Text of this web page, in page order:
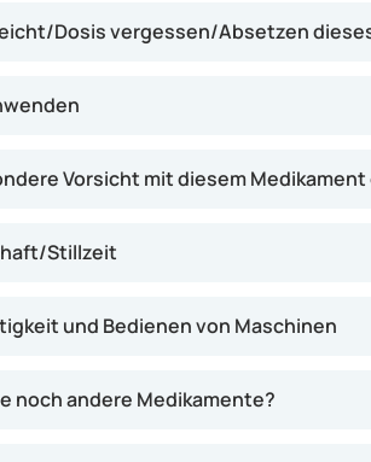
Dosis vergessen/Absetzen
Vorsicht mit diesem
Stillzeit
und Bedienen von Maschinen
noch andere Medikamente?